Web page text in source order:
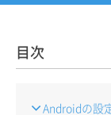
目次
Androidの設